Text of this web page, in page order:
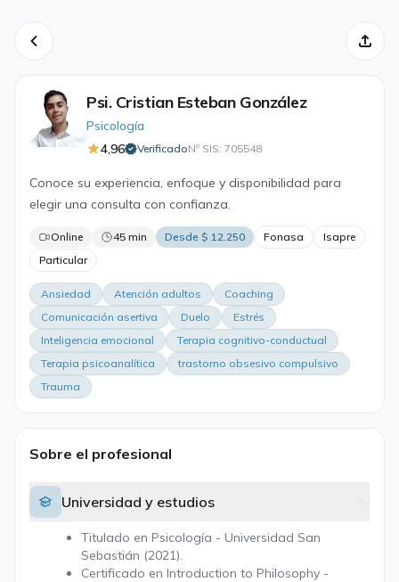
Psi. Cristian Esteban González
Psicología
4,96
VerificadoNº SIS: 705548·
Conoce su experiencia, enfoque y disponibilidad para
elegir una consulta con confianza.
Online 45 min Desde $ 12.250 Fonasa
Isapre
Particular
Ansiedad Atención adultos
Coaching
Comunicación asertiva
Duelo
Estrés
Inteligencia emocional
Terapia cognitivo-conductual
Terapia psicoanalítica
trastorno obsesivo compulsivo
Trauma
Sobre el profesional
Universidad y estudios
Titulado en Psicología - Universidad San
Sebastián (2021).
Certificado en Introduction to Philosophy -